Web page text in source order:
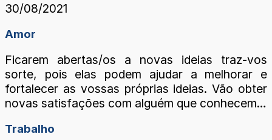
30/08/2021
Amor
Ficarem abertas/os a novas ideias traz-vos
sorte, pois elas podem ajudar a melhorar e
fortalecer as vossas próprias ideias. Vão obter
novas satisfações com alguém que conhecem…
Trabalho